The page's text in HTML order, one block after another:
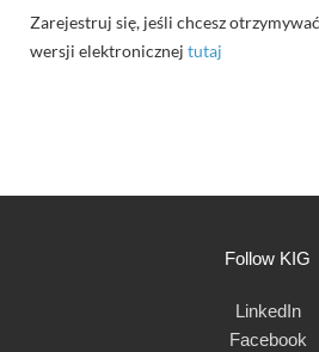
Zarejestruj się, jeśli chcesz
wersji elektronicznej tutaj
Follow KIG
LinkedIn
Facebook